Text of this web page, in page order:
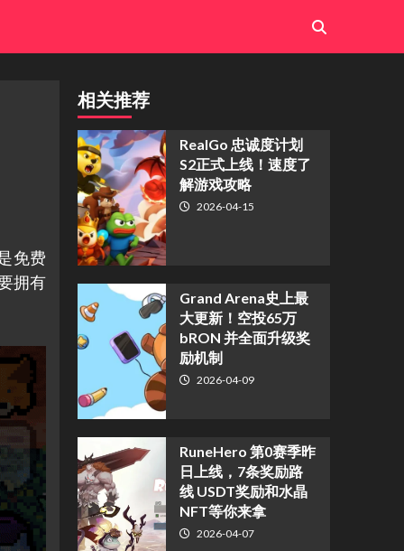
免费
拥有
相关推荐
​RealGo 忠诚度计划
S2正式上线！速度了
解游戏攻略
2026-04-15
Grand Arena史上最
大更新！空投65万
bRON 并全面升级奖
励机制
2026-04-09
RuneHero 第0赛季昨
日上线，7条奖励路
线 USDT奖励和水晶
NFT等你来拿
2026-04-07